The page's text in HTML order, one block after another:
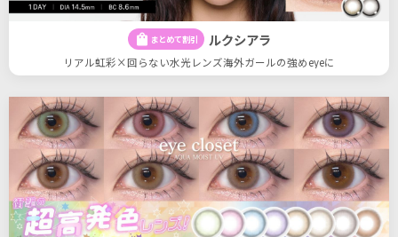
shopping_bag まとめて割引 ルクシアラ
リアル虹彩×回らない水光レンズ海外ガールの強めeyeに